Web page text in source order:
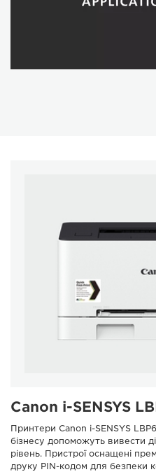
Canon i-SENSYS
Принтери Canon i-SENSYS
бізнесу допоможуть вивести
рівень. Пристрої оснащені
друку PIN-кодом для безпеки